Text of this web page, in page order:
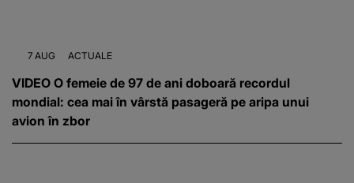
7 AUG ACTUALE
VIDEO O femeie de 97 de ani doboară recordul
mondial: cea mai în vârstă pasageră pe aripa unui
avion în zbor